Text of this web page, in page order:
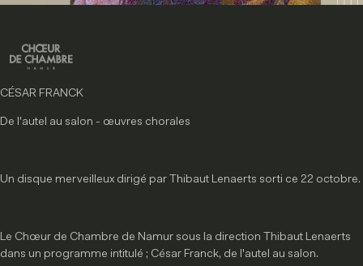
CÉSAR FRANCK
De l'autel au salon - œuvres chorales
Un disque merveilleux dirigé par Thibaut Lenaerts sorti ce 22 octobre.
Le Chœur de Chambre de Namur sous la direction Thibaut Lenaerts
dans un programme intitulé ; César Franck, de l'autel au salon.